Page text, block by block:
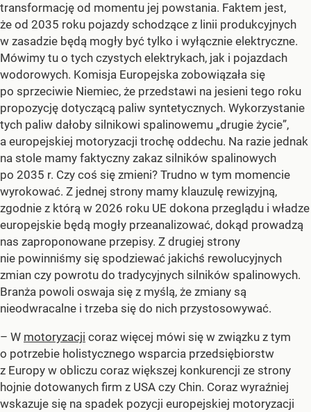
transformację od momentu jej powstania. Faktem jest,
że od 2035 roku pojazdy schodzące z linii produkcyjnych
w zasadzie będą mogły być tylko i wyłącznie elektryczne.
Mówimy tu o tych czystych elektrykach, jak i pojazdach
wodorowych. Komisja Europejska zobowiązała się
po sprzeciwie Niemiec, że przedstawi na jesieni tego roku
propozycję dotyczącą paliw syntetycznych. Wykorzystanie
tych paliw dałoby silnikowi spalinowemu „drugie życie”,
a europejskiej motoryzacji trochę oddechu. Na razie jednak
na stole mamy faktyczny zakaz silników spalinowych
po 2035 r. Czy coś się zmieni? Trudno w tym momencie
wyrokować. Z jednej strony mamy klauzulę rewizyjną,
zgodnie z którą w 2026 roku UE dokona przeglądu i władze
europejskie będą mogły przeanalizować, dokąd prowadzą
nas zaproponowane przepisy. Z drugiej strony
nie powinniśmy się spodziewać jakichś rewolucyjnych
zmian czy powrotu do tradycyjnych silników spalinowych.
Branża powoli oswaja się z myślą, że zmiany są
nieodwracalne i trzeba się do nich przystosowywać.
– W motoryzacji coraz więcej mówi się w związku z tym
o potrzebie holistycznego wsparcia przedsiębiorstw
z Europy w obliczu coraz większej konkurencji ze strony
hojnie dotowanych firm z USA czy Chin. Coraz wyraźniej
wskazuje się na spadek pozycji europejskiej motoryzacji